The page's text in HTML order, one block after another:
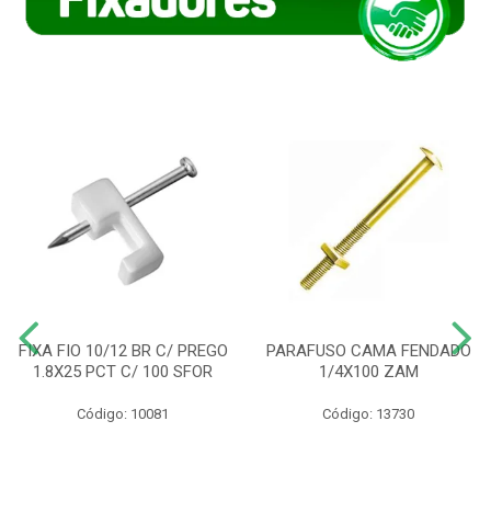
FIXA FIO 10/12 BR C/ PREGO
1.8X25 PCT C/ 100 SFOR
Código: 10081
PARAFUSO CAMA FENDADO
1/4X100 ZAM
Código: 13730